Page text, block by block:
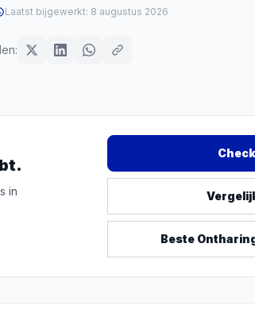
Laatst bijgewerkt: 8 augustus 2026
in
Beste